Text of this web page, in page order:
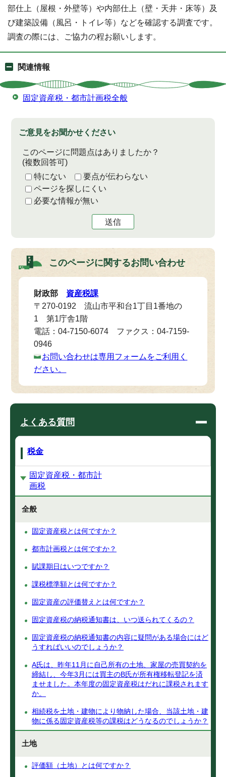
部仕上（屋根・外壁等）や内部仕上（壁・天井・床等）及
び建築設備（風呂・トイレ等）などを確認する調査です。
調査の際には、ご協力の程お願いします。
関連情報
固定資産税・都市計画税全般
ご意見をお聞かせください
このページに問題点はありましたか？
(複数回答可)
特にない
要点が伝わらない
ページを探しにくい
必要な情報が無い
送信
このページに関するお問い合わせ
財政部 資産税課
〒270-0192 流山市平和台1丁目1番地の
1 第1庁舎1階
電話：04-7150-6074 ファクス：04-7159-
0946
お問い合わせは専用フォームをご利用く
ださい。
よくある質問
税金
固定資産税・都市計
画税
全般
固定資産税とは何ですか？
都市計画税とは何ですか？
賦課期日はいつですか？
課税標準額とは何ですか？
固定資産の評価替えとは何ですか？
固定資産税の納税通知書は、いつ送られてくるの？
固定資産税の納税通知書の内容に疑問がある場合にはど
うすればいいのでしょうか？
A氏は、昨年11月に自己所有の土地、家屋の売買契約を
締結し、今年3月には買主のB氏が所有権移転登記を済
ませました。本年度の固定資産税はだれに課税されます
か。
相続税を土地・建物により物納した場合、当該土地・建
物に係る固定資産税等の課税はどうなるのでしょうか？
土地
評価額（土地）とは何ですか？